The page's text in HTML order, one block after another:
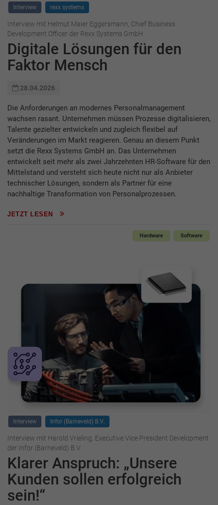
Interview rexx systems
Interview mit Helmut Maier Eggersmann, Chief Business
Development Officer der Rexx Systems GmbH
Digitale Lösungen für den
Faktor Mensch
28.04.2026
Die Anforderungen an modernes Personalmanagement
wachsen rasant. Unternehmen müssen Prozesse digitalisieren,
Talente gezielter entwickeln und zugleich flexibel auf
Veränderungen im Markt reagieren. Genau an diesem Punkt
setzt die Rexx Systems GmbH an. Das Unternehmen
entwickelt seit mehr als zwei Jahrzehnten HR-Software für den
Mittelstand und versteht sich heute nicht nur als Anbieter
technischer Lösungen, sondern als Partner für eine
nachhaltige Transformation von Personalprozessen.
JETZT LESEN
Hardware Software
Interview Infor (Barneveld) B.V.
Interview mit Harold Vrieling, Executive Vice President Development
der Infor (Barneveld) B.V.
Klarer Anspruch: „Unsere
Kunden sollen erfolgreich
sein!“